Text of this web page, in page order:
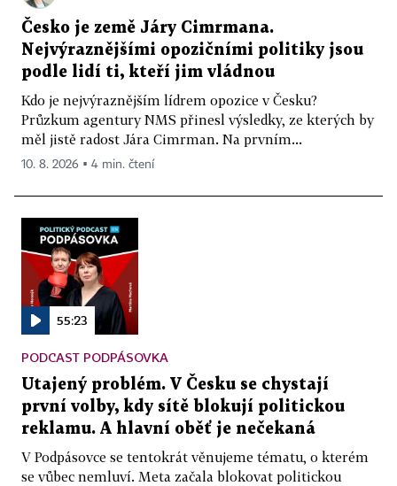
Česko je země Járy Cimrmana.
Nejvýraznějšími opozičními politiky jsou
podle lidí ti, kteří jim vládnou
Kdo je nejvýraznějším lídrem opozice v Česku?
Průzkum agentury NMS přinesl výsledky, ze kterých by
měl jistě radost Jára Cimrman. Na prvním...
10. 8. 2026 ▪ 4 min. čtení
55:23
PODCAST PODPÁSOVKA
Utajený problém. V Česku se chystají
první volby, kdy sítě blokují politickou
reklamu. A hlavní oběť je nečekaná
V Podpásovce se tentokrát věnujeme tématu, o kterém
se vůbec nemluví. Meta začala blokovat politickou